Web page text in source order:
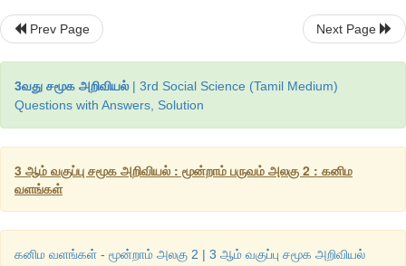
Prev Page Next Page
3வது சமூக அறிவியல் | 3rd Social Science (Tamil Medium)
Questions with Answers, Solution
3 ஆம் வகுப்பு சமூக அறிவியல் : மூன்றாம் பருவம் அலகு 2 : கனிம
வளங்கள்
கனிம வளங்கள் - மூன்றாம் அலகு 2 | 3 ஆம் வகுப்பு சமூக அறிவியல்